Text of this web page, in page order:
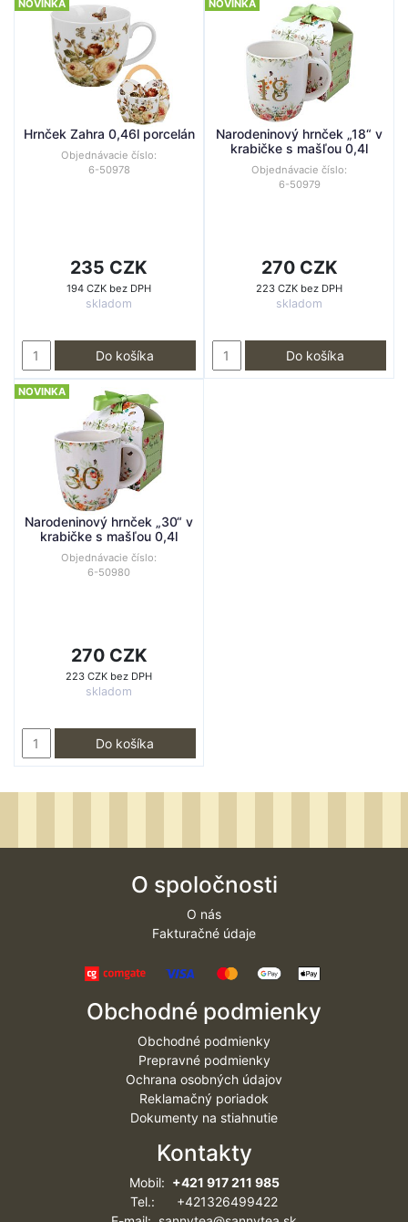
NOVINKA
Hrnček Zahra 0,46l porcelán
Objednávacie číslo:
6-50978
235 CZK
194 CZK bez DPH
skladom
Do košíka
NOVINKA
Narodeninový hrnček „18“ v
krabičke s mašľou 0,4l
Objednávacie číslo:
6-50979
270 CZK
223 CZK bez DPH
skladom
Do košíka
NOVINKA
Narodeninový hrnček „30“ v
krabičke s mašľou 0,4l
Objednávacie číslo:
6-50980
270 CZK
223 CZK bez DPH
skladom
Do košíka
O spoločnosti
O nás
Fakturačné údaje
Obchodné podmienky
Obchodné podmienky
Prepravné podmienky
Ochrana osobných údajov
Reklamačný poriadok
Dokumenty na stiahnutie
Kontakty
Mobil: +421 917 211 985
Tel.: +421326499422